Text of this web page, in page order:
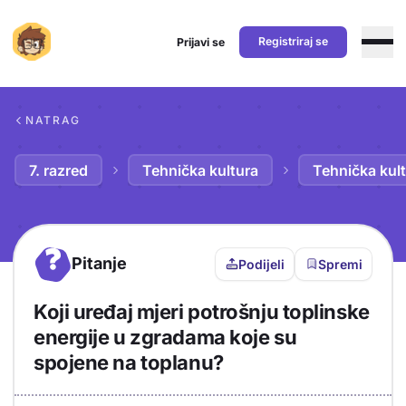
Prijavi se Registriraj se
NATRAG
7. razred Tehnička kultura Tehnička
? Pitanje Podijeli Spremi
Koji uređaj mjeri potrošnju toplinske
energije u zgradama koje su
spojene na toplanu?